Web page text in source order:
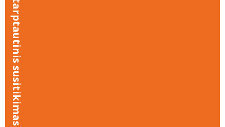
Pirmas tarptautinis susitikimas